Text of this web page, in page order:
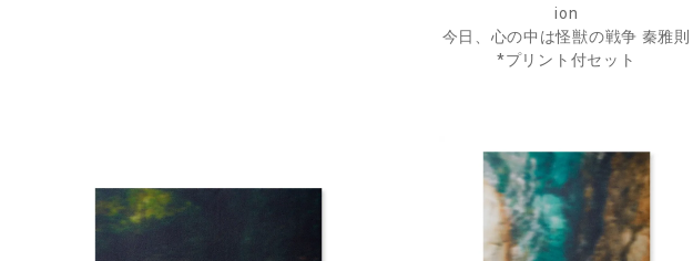
ion
今日、心の中は怪獣の戦争 秦雅則
*プリント付セット